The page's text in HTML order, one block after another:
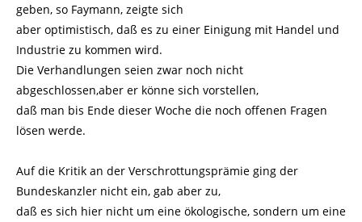
geben, so Faymann, zeigte sich
aber optimistisch, daß es zu einer Einigung mit Handel und
Industrie zu kommen wird.
Die Verhandlungen seien zwar noch nicht
abgeschlossen,aber er könne sich vorstellen,
daß man bis Ende dieser Woche die noch offenen Fragen
lösen werde.
Auf die Kritik an der Verschrottungsprämie ging der
Bundeskanzler nicht ein, gab aber zu,
daß es sich hier nicht um eine ökologische, sondern um eine